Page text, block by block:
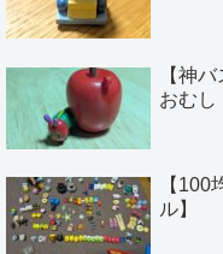
【神
おむし
【
ル】